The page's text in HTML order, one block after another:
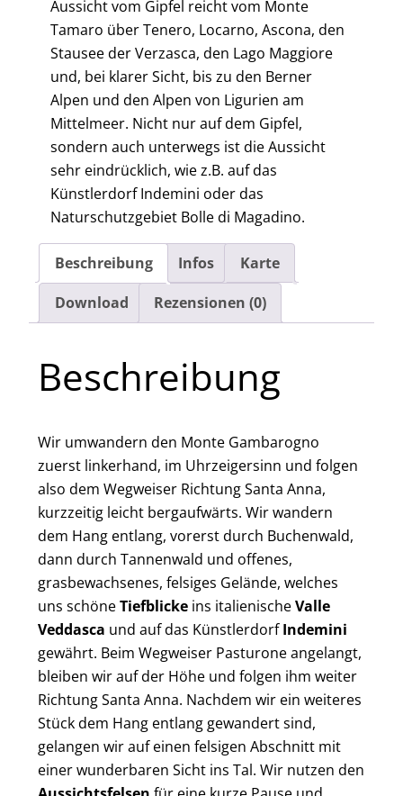
Aussicht vom Gipfel reicht vom Monte
Tamaro über Tenero, Locarno, Ascona, den
Stausee der Verzasca, den Lago Maggiore
und, bei klarer Sicht, bis zu den Berner
Alpen und den Alpen von Ligurien am
Mittelmeer. Nicht nur auf dem Gipfel,
sondern auch unterwegs ist die Aussicht
sehr eindrücklich, wie z.B. auf das
Künstlerdorf Indemini oder das
Naturschutzgebiet Bolle di Magadino.
Beschreibung Infos Karte
Download Rezensionen (0)
Beschreibung
Wir umwandern den Monte Gambarogno
zuerst linkerhand, im Uhrzeigersinn und folgen
also dem Wegweiser Richtung Santa Anna,
kurzzeitig leicht bergaufwärts. Wir wandern
dem Hang entlang, vorerst durch Buchenwald,
dann durch Tannenwald und offenes,
grasbewachsenes, felsiges Gelände, welches
uns schöneTiefblicke ins italienischeValle
Veddasca und auf das KünstlerdorfIndemini
gewährt. Beim Wegweiser Pasturone angelangt,
bleiben wir auf der Höhe und folgen ihm weiter
Richtung Santa Anna. Nachdem wir ein weiteres
Stück dem Hang entlang gewandert sind,
gelangen wir auf einen felsigen Abschnitt mit
einer wunderbaren Sicht ins Tal. Wir nutzen den